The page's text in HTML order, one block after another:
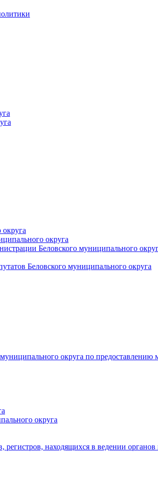
округа
Беловского муниципального
Беловского муниципального округа
округа по предоставлению
округа
находящихся в ведении